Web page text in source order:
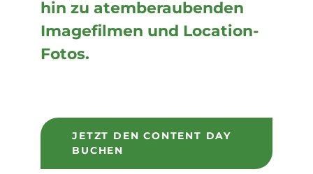
Karriere
hin zu atemberaubenden
Imagefilmen und Location-
Fotos.
JETZT DEN CONTENT DAY
BUCHEN